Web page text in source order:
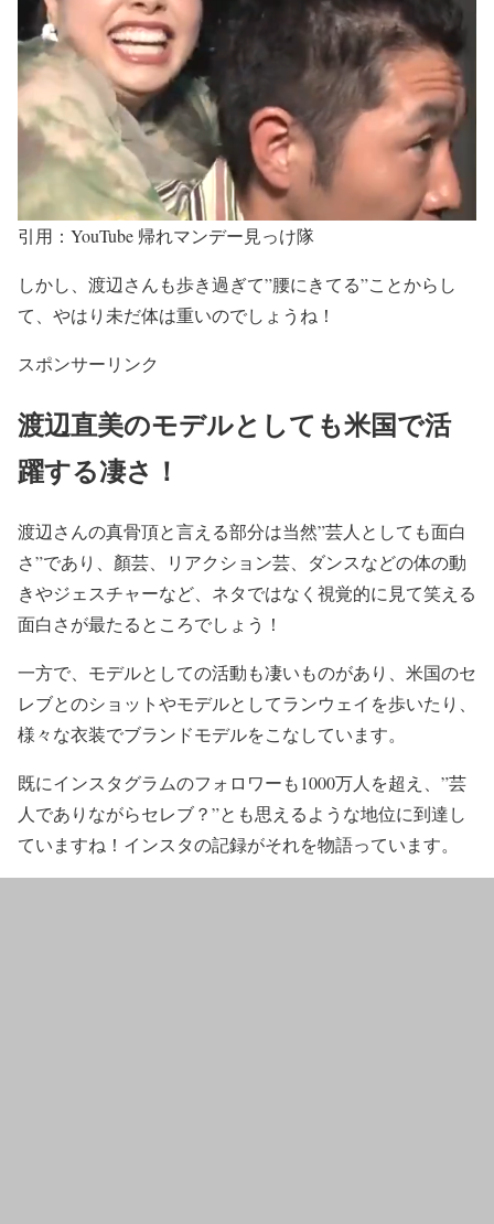
引用：YouTube 帰れマンデー見っけ隊
しかし、渡辺さんも歩き過ぎて”腰にきてる”ことからし
て、やはり 未だ体は重いのでしょうね！
スポンサーリンク
渡辺直美のモデルとしても米国で活
躍する凄さ！
渡辺さんの真骨頂と言える部分は当然”芸人としても面白
さ”であり、 顏芸、リアクション芸、ダンスなどの体の動
きやジェスチャーなど、ネタではなく 視覚的に見て笑える
面白さが最たるところでしょう！
一方で、モデルとしての活動も凄いものがあり、米国のセ
レブとのショットやモデルとしてランウェイを歩いたり、
様々な衣装でブランドモデルをこなしています。
既にインスタグラムのフォロワーも1000万人を超 え、 ”芸
人でありながらセレブ？”とも思えるような地位に到達し
ていますね！インスタの記録がそれを物語っています。